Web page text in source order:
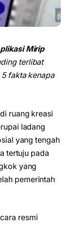
Mirip
terlibat
fakta kenapa
ruang kreasi
ladang
yang tengah
tertuju pada
yang
pemerintah
resmi